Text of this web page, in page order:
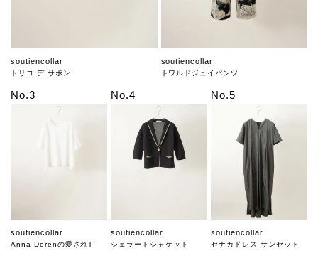
soutiencollar
トリコ デ サボン
soutiencollar
トワルドジュイパンツ
No.3
soutiencollar
Anna Dorenの愛されT
No.4
soutiencollar
ジェラートジャケット
No.5
soutiencollar
セナカドレス サンセット